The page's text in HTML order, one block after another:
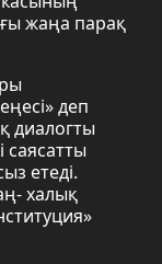
жаңа парақ
деп
диалогты
етеді.
халық